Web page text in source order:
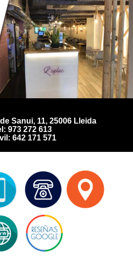
Sanui, 11, 25006 Lleida
973 272 613
642 171 571